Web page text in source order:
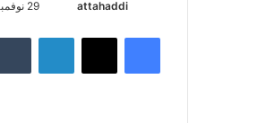
attahaddi 29 نوفمبر 2024
فيسبوك X لينكدإن